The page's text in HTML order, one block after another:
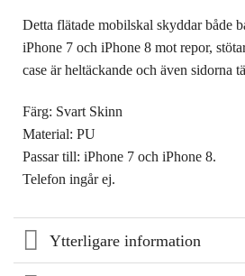
Detta flätade mobilskal skyddar både
iPhone 7 och iPhone 8 mot repor,
case är heltäckande och även sidorna
Färg: Svart Skinn
Material: PU
Passar till: iPhone 7 och iPhone 8.
Telefon ingår ej.
Ytterligare information